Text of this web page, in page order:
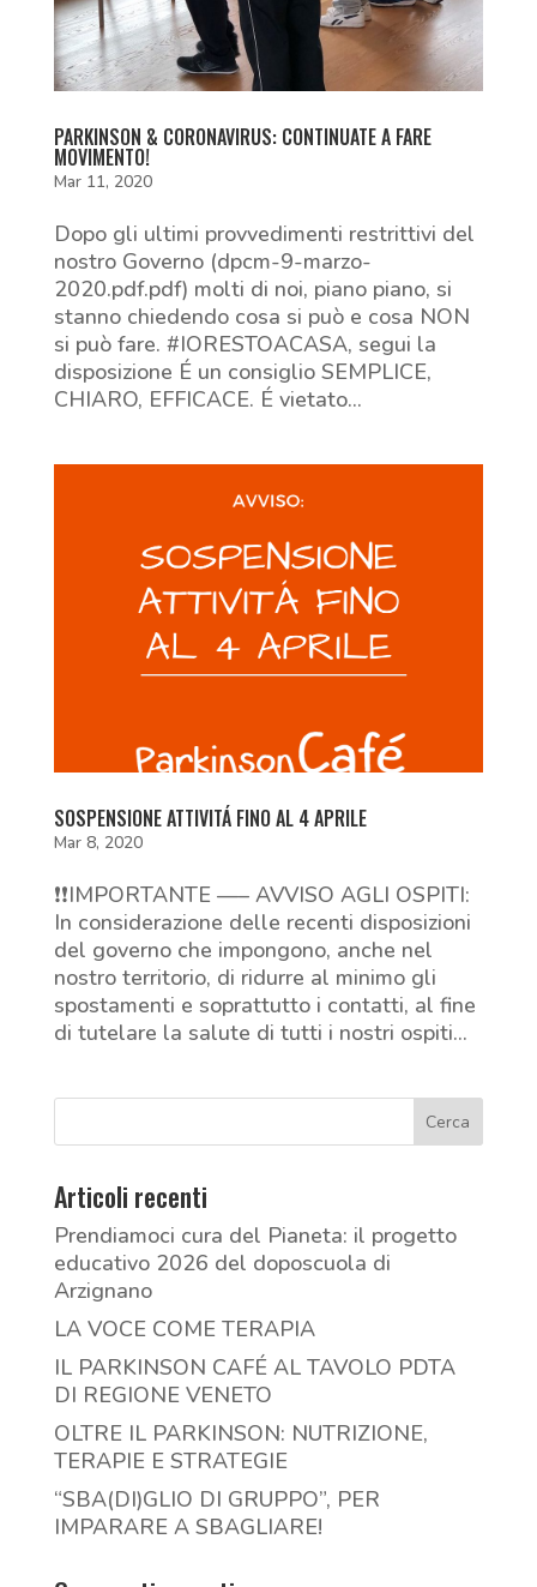
PARKINSON & CORONAVIRUS: CONTINUATE A FARE
MOVIMENTO!
Mar 11, 2020
Dopo gli ultimi provvedimenti restrittivi del
nostro Governo (dpcm-9-marzo-
2020.pdf.pdf) molti di noi, piano piano, si
stanno chiedendo cosa si può e cosa NON
si può fare. #IORESTOACASA, segui la
disposizione É un consiglio SEMPLICE,
CHIARO, EFFICACE. É vietato...
SOSPENSIONE ATTIVITÁ FINO AL 4 APRILE
Mar 8, 2020
❗❗IMPORTANTE —– AVVISO AGLI OSPITI:
In considerazione delle recenti disposizioni
del governo che impongono, anche nel
nostro territorio, di ridurre al minimo gli
spostamenti e soprattutto i contatti, al fine
di tutelare la salute di tutti i nostri ospiti...
Articoli recenti
Prendiamoci cura del Pianeta: il progetto
educativo 2026 del doposcuola di
Arzignano
LA VOCE COME TERAPIA
IL PARKINSON CAFÉ AL TAVOLO PDTA
DI REGIONE VENETO
OLTRE IL PARKINSON: NUTRIZIONE,
TERAPIE E STRATEGIE
“SBA(DI)GLIO DI GRUPPO”, PER
IMPARARE A SBAGLIARE!